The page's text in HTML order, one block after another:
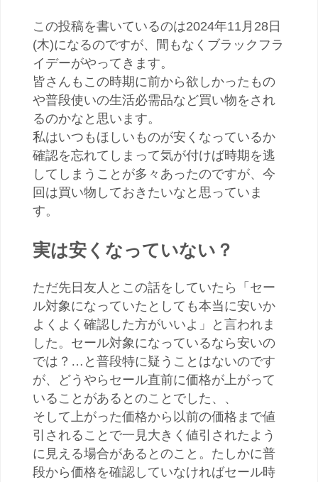
この投稿を書いているのは2024年11月28日
(木)になるのですが、間もなくブラックフラ
イデーがやってきます。
皆さんもこの時期に前から欲しかったもの
や普段使いの生活必需品など買い物をされ
るのかなと思います。
私はいつもほしいものが安くなっているか
確認を忘れてしまって気が付けば時期を逃
してしまうことが多々あったのですが、今
回は買い物しておきたいなと思っていま
す。
実は安くなっていない？
ただ先日友人とこの話をしていたら「セー
ル対象になっていたとしても本当に安いか
よくよく確認した方がいいよ」と言われま
した。セール対象になっているなら安いの
では？…と普段特に疑うことはないのです
が、どうやらセール直前に価格が上がって
いることがあるとのことでした、、
そして上がった価格から以前の価格まで値
引されることで一見大きく値引されたよう
に見える場合があるとのこと。たしかに普
段から価格を確認していなければセール時